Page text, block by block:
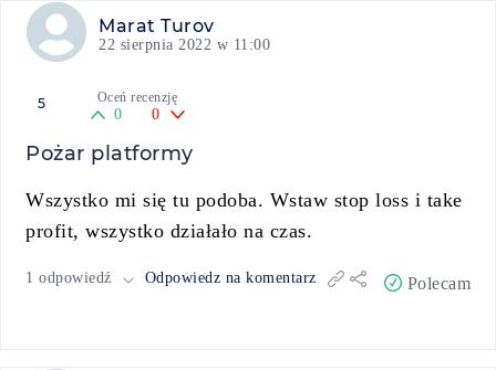
Marat Turov
22 sierpnia 2022 w 11:00
5 Oceń recenzję
0 0
Pożar platformy
Wszystko mi się tu podoba. Wstaw stop loss i take
profit, wszystko działało na czas.
1 odpowiedź Odpowiedz na komentarz Polecam